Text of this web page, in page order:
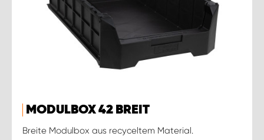
MODULBOX 42 BREIT
Breite Modulbox aus recyceltem Material.